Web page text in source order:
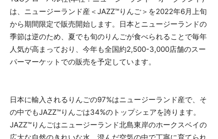
は、ニュージーランド産＜JAZZ™りんご＞を2022年6月上旬
から期間限定で販売開始します。日本とニュージーランドの
季節は逆のため、夏でも旬のりんごが食べられることで毎年
人気が高まっており、今年も全国約2,500-3,000店舗のスー
パーマーケットでの販売を予定しています。
日本に輸入されるりんごの97%はニュージーランド産で、そ
の中でもJAZZ™りんごは34%のトップシェアを誇ります。
JAZZ™りんごはニュージーランド北島東岸のホークスベイの